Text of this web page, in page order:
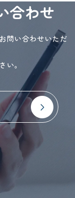
合わせ
問い合わせいただ
い。